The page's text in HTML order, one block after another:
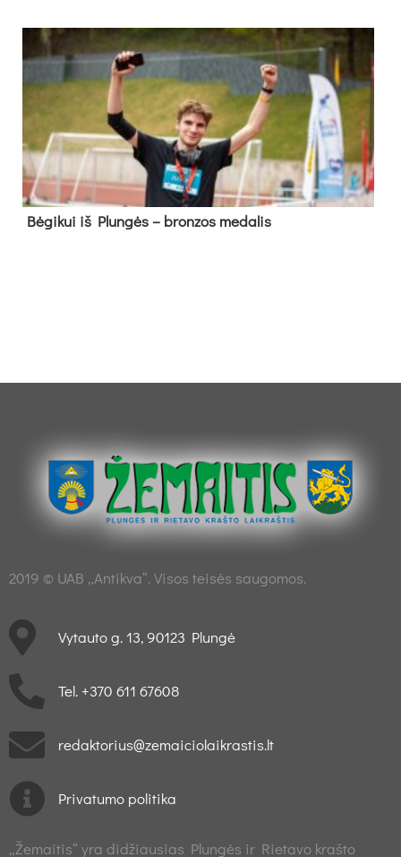
Bė­gi­kui iš Plun­gės – bron­zos me­da­lis
2019 © UAB „Antikva“. Visos teisės saugomos.
Vytauto g. 13, 90123 Plungė
Tel. +370 611 67608
redaktorius@zemaiciolaikrastis.lt
Privatumo politika
„Žemaitis“ yra didžiausias Plungės ir Rietavo krašto